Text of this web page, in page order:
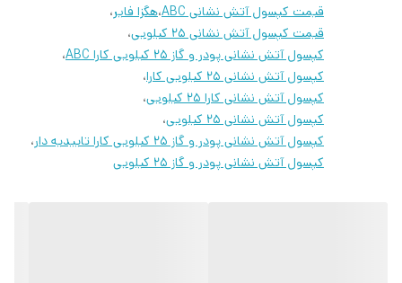
درصورت نیاز به شارژ کپسول خودتون میدتونید باشماره های گذاشته
شده تماس بگیرید
جهت کسب اطلاعات بیشتر با ما در ارتباط باشید.
09229282240
قیمت کپسول آتش نشانی ABC
،هگزا فایر،
قیمت کپسول آتش نشانی 25 کیلویی
،
کپسول آتش نشانی پودر و گاز 25 کیلویی کارا ABC
،
کپسول آتش نشانی 25 کیلویی کارا
،
کپسول آتش نشانی کارا 25 کیلویی
،
کپسول آتش نشانی 25 کیلویی
،
کپسول آتش نشانی پودر و گاز 25 کیلویی کارا تاییدیه دار
،
کپسول آتش نشانی پودر و گاز 25 کیلویی